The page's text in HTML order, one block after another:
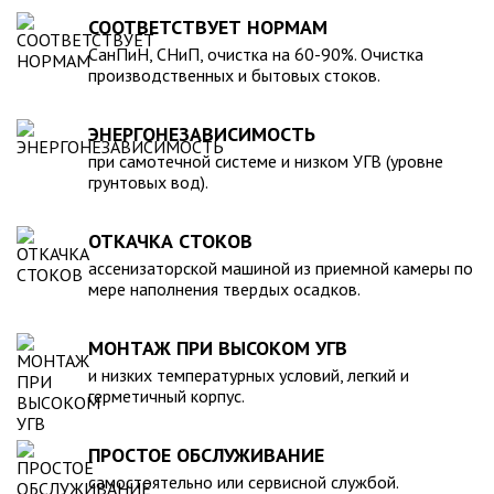
для машины. При подборе септика нужно рассчитать объем
стоков в зависимости от количества пользователей и
возможности залпового слива.
устойчивость к воздействию любых агрессивных веществ.
2. Возможность использования при больших перепадах
температуры, в том числе при очень низких в зимний
период. 3. Долговечность – срок эксплуатации исчисляется
устанавливается на подготовленном месте в течение
нескольких часов. 5. Простота обслуживания.В
ассортименте продукции, реализуемой нашей компанией –
пластиковые и стеклопластиковые изделия, изготовленные
в полном соответствии с Государственными стандартами,
санитарно-гигиеническими и другими нормативами.
СООТВЕТСТВУЕТ НОРМАМ
СанПиН, СНиП, очистка на 60-90%. Очистка
производственных и бытовых стоков.
ЭНЕРГОНЕЗАВИСИМОСТЬ
при самотечной системе и низком УГВ (уровне
грунтовых вод).
ОТКАЧКА СТОКОВ
ассенизаторской машиной из приемной камеры по
мере наполнения твердых осадков.
МОНТАЖ ПРИ ВЫСОКОМ УГВ
и низких температурных условий, легкий и
герметичный корпус.
ПРОСТОЕ ОБСЛУЖИВАНИЕ
самостоятельно или сервисной службой.